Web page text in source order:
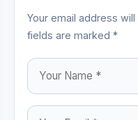
Your email address
fields are marked *